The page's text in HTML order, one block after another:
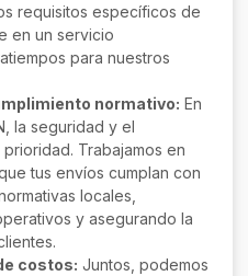
requisitos específicos de
en un servicio
para nuestros
normativo: En
la seguridad y el
Trabajamos en
tus envíos cumplan con
locales,
y asegurando la
costos: Juntos, podemos